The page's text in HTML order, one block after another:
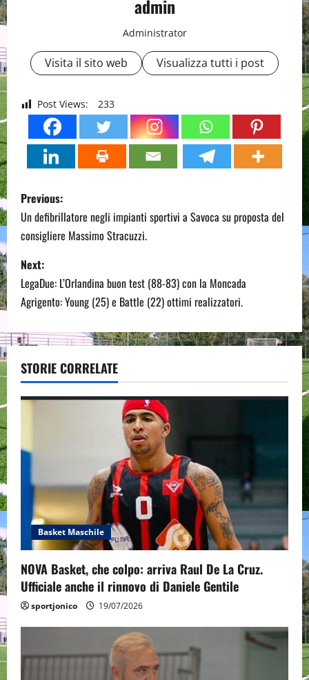
admin
Administrator
Visita il sito web Visualizza tutti i post
Post Views: 233
P
o
s
t
n
a
v
i
a
n
Previous:
Un defibrillatore negli impianti sportivi a Savoca su proposta del
consigliere Massimo Stracuzzi.
Next:
LegaDue: L’Orlandina buon test (88-83) con la Moncada
Agrigento: Young (25) e Battle (22) ottimi realizzatori.
STORIE CORRELATE
Basket Maschile
NOVA Basket, che colpo: arriva Raul De La Cruz.
Ufficiale anche il rinnovo di Daniele Gentile
sportjonico 19/07/2026